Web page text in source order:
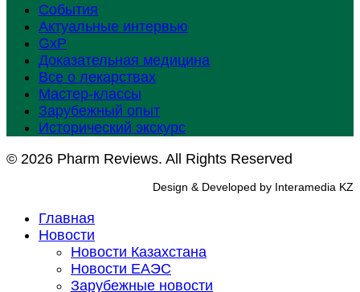
События
Актуальные интервью
GxP
Доказательная медицина
Все о лекарствах
Мастер-классы
Зарубежный опыт
Исторический экскурс
© 2026 Pharm Reviews. All Rights Reserved
Design & Developed by Interamedia KZ
Главная
Новости
Новости Казахстана
Новости ЕАЭС
Зарубежные новости